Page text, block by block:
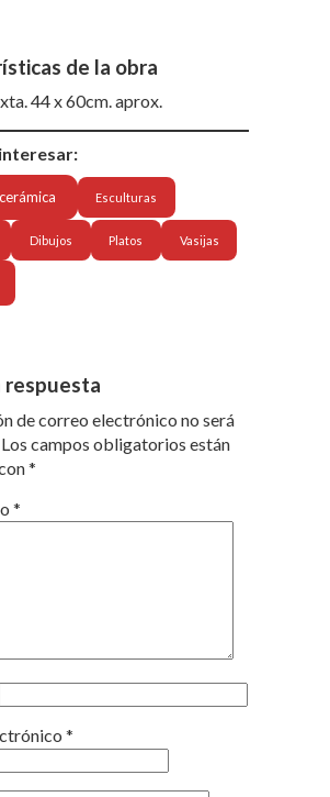
de la obra
44 x 60cm. aprox.
Esculturas
Dibujos Platos Vasijas
respuesta
de correo electrónico no será
Los campos obligatorios están
*
*
*